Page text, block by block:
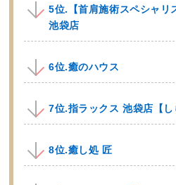
5位.【首肩施術スペシャリ
池袋店
6位.癒のハウス
7位.指ラックス 池袋店【し
8位.癒し処 匠